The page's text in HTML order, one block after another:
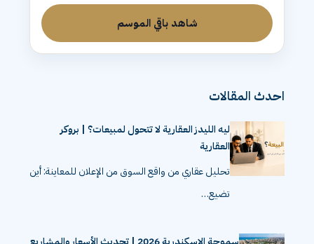
شاهد باقي الموسم
احدث المقالات
ليه الليدز العقارية لا تتحول لمبيعات؟ | بروكر
تحليل عقاري من واقع السوق من الإعلان للمعاينة: أين
تضيع…